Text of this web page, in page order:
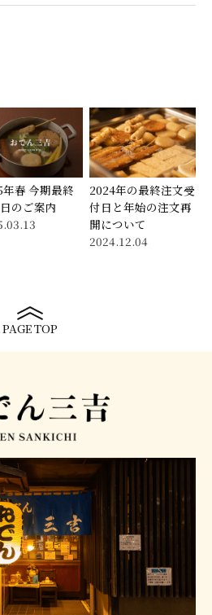
春 今期最終
のご案内
2024年の最終注文受
付日と年始の注文再
開について
2024.12.04
PAGE TOP